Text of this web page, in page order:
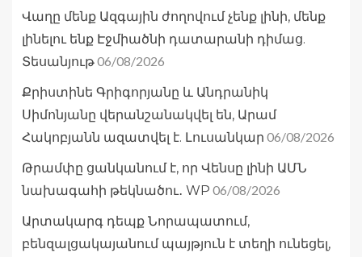
Վաղը մենք Ազգային ժողովում չենք լինի, մենք
լինելու ենք Էջմիածնի դատարանի դիմաց.
Տեսանյութ06/08/2026
Քրիստինե Գրիգորյանը և Անդրանիկ
Սիմոնյանը վերանշանակվել են, Արամ
Հակոբյանն ազատվել է. Լուսանկար 06/08/2026
Թրամփը ցանկանում է, որ Վենսը լինի ԱՄՆ
նախագահի թեկնածու․ WP 06/08/2026
Արտակարգ դեպք Նորապատում,
բենզալցակայանում պայթյուն է տեղի ունեցել,